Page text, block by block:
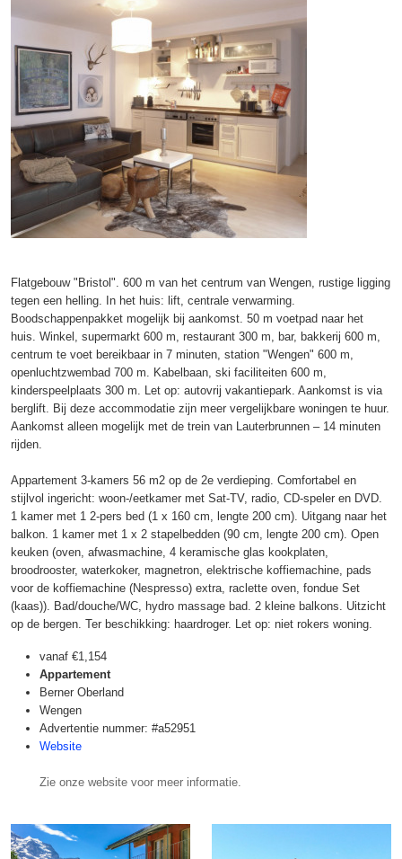
Flatgebouw "Bristol". 600 m van het centrum van Wengen, rustige ligging
tegen een helling. In het huis: lift, centrale verwarming.
Boodschappenpakket mogelijk bij aankomst. 50 m voetpad naar het
huis. Winkel, supermarkt 600 m, restaurant 300 m, bar, bakkerij 600 m,
centrum te voet bereikbaar in 7 minuten, station "Wengen" 600 m,
openluchtzwembad 700 m. Kabelbaan, ski faciliteiten 600 m,
kinderspeelplaats 300 m. Let op: autovrij vakantiepark. Aankomst is via
berglift. Bij deze accommodatie zijn meer vergelijkbare woningen te huur.
Aankomst alleen mogelijk met de trein van Lauterbrunnen – 14 minuten
rijden.
Appartement 3-kamers 56 m2 op de 2e verdieping. Comfortabel en
stijlvol ingericht: woon-/eetkamer met Sat-TV, radio, CD-speler en DVD.
1 kamer met 1 2-pers bed (1 x 160 cm, lengte 200 cm). Uitgang naar het
balkon. 1 kamer met 1 x 2 stapelbedden (90 cm, lengte 200 cm). Open
keuken (oven, afwasmachine, 4 keramische glas kookplaten,
broodrooster, waterkoker, magnetron, elektrische koffiemachine, pads
voor de koffiemachine (Nespresso) extra, raclette oven, fondue Set
(kaas)). Bad/douche/WC, hydro massage bad. 2 kleine balkons. Uitzicht
op de bergen. Ter beschikking: haardroger. Let op: niet rokers woning.
vanaf €1,154
Appartement
Berner Oberland
Wengen
Advertentie nummer: #a52951
Website
Zie onze website voor meer informatie.